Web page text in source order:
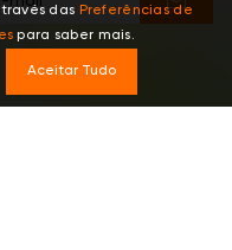
das Preferências de
para saber mais.
Aceitar Tudo